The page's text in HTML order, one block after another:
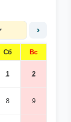
›
Сб Вс
1 2
8 9